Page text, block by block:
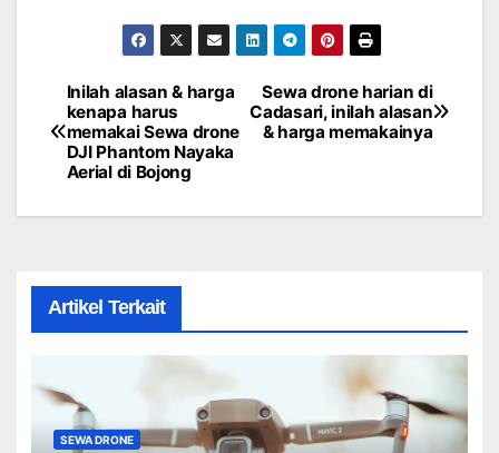
Post
navigation
Sewa drone harian di
Cadasari, inilah alasan
& harga memakainya
Inilah alasan & harga
kenapa harus
memakai Sewa drone
DJI Phantom Nayaka
Aerial di Bojong
Artikel Terkait
SEWA DRONE